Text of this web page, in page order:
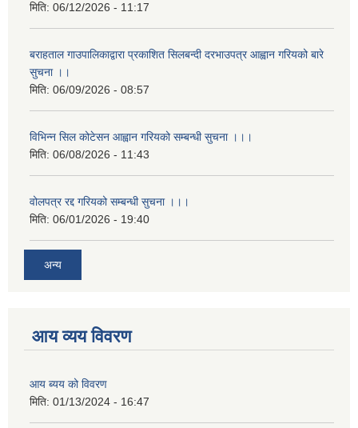
मिति: 06/12/2026 - 11:17
बराहताल गाउपालिकाद्वारा प्रकाशित सिलबन्दी दरभाउपत्र आह्वान गरियको बारे
सुचना ।।
मिति: 06/09/2026 - 08:57
विभिन्न सिल कोटेसन आह्वान गरियको सम्बन्धी सुचना ।।।
मिति: 06/08/2026 - 11:43
वोलपत्र रद्द गरियको सम्बन्धी सुचना ।।।
मिति: 06/01/2026 - 19:40
अन्य
आय व्यय विवरण
आय ब्यय को विवरण
मिति: 01/13/2024 - 16:47